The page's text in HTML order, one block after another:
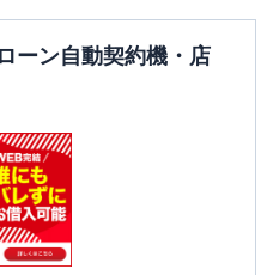
ーン自動契約機・店